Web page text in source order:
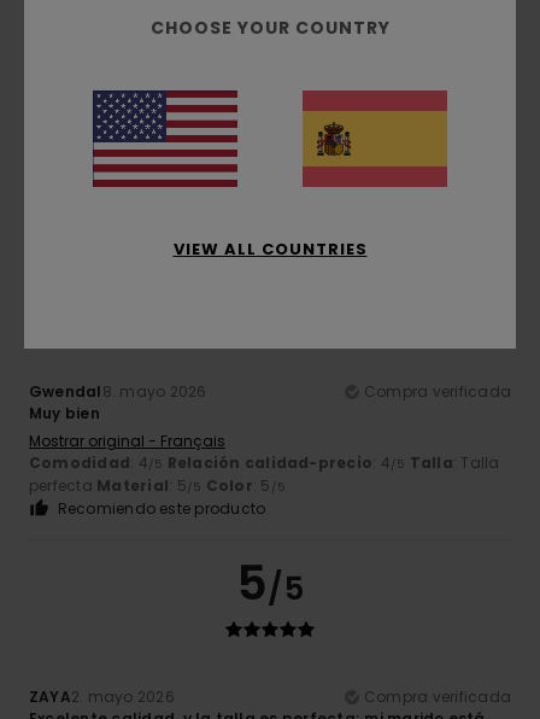
29. mayo 2026
Compra verificada
Mostrar original - Français
Comodidad: 5/5 Relación calidad-precio
perfectaMaterial: 5/5 Color
5
Gwendal8. mayo 2026
Compra verificada
Muy bien
Mostrar original - Français
Comodidad: 4/5 Relación calidad-precio: 4/5 Talla: Talla
perfecta Material: 5/5 Color: 5 /5
Recomiendo este producto
5/5
ZAYA2. mayo 2026
Compra verificada
CHOOSE YOUR COUNTRY
VIEW ALL COUNTRIES